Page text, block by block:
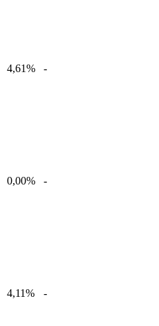
4,61% -
0,00% -
4,11% -